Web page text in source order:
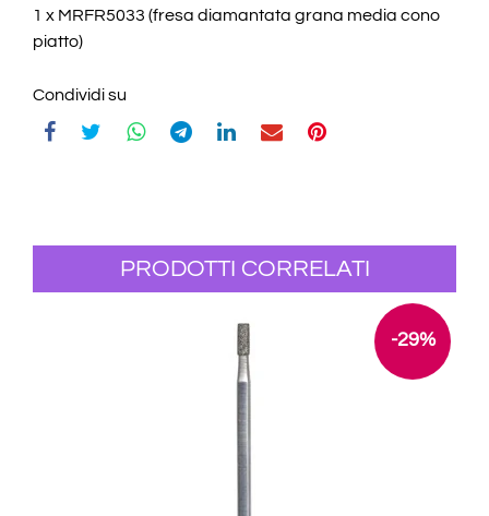
1 x MRFR5033 (fresa diamantata grana media cono
piatto)
Condividi su
PRODOTTI CORRELATI
-29%